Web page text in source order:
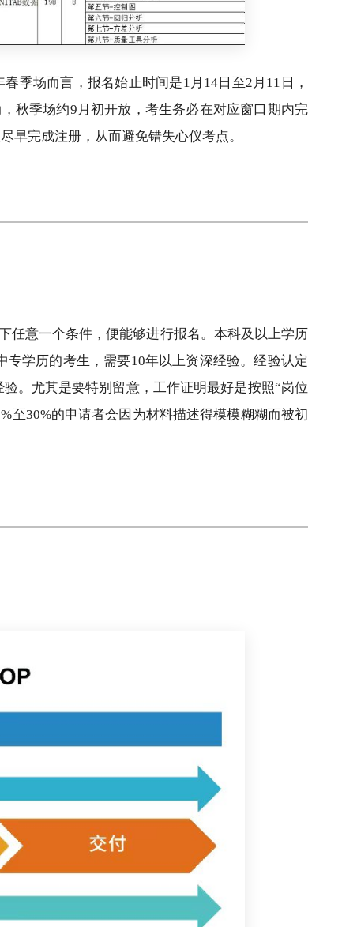
季场而言，报名始止时间是1月14日至2月11日，
秋季场约9月初开放，考生务必在对应窗口期内完
早完成注册，从而避免错失心仪考点。
任意一个条件，便能够进行报名。本科及以上学历
学历的考生，需要10年以上资深经验。经验认定
。尤其是要特别留意，工作证明最好是按照“岗位
至30%的申请者会因为材料描述得模模糊糊而被初